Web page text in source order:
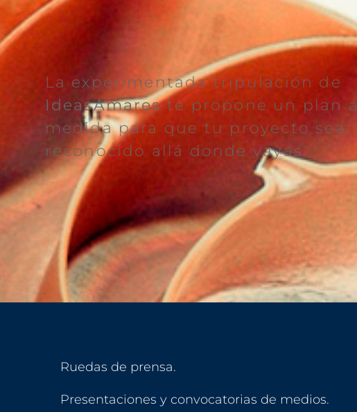
La experimentada tripulación de
IdeasAmareste propone un plan a
medida para que tu proyecto sea
reconocido allá donde vayas.
Ruedas de prensa.
Presentaciones y convocatorias de medios.